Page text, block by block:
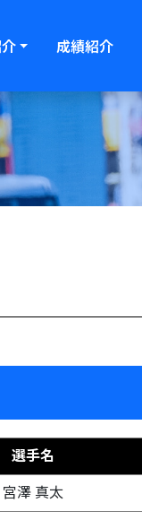
成績紹介
選手名
宮澤 真太